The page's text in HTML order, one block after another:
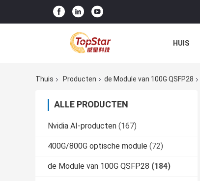
HUIS
Thuis Producten de Module van 100G QSFP28
ALLE PRODUCTEN
Nvidia AI-producten (167)
400G/800G optische module (72)
de Module van 100G QSFP28 (184)